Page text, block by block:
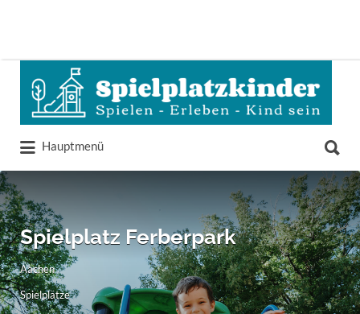
Suchen
nach:
Hauptmenü
nach:
Spielplatz Ferberpark
Aachen
Spielplätze